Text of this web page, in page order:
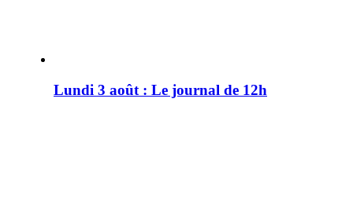
Lundi 3 août : Le journal de 12h